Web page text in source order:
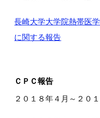
長崎大学大学院熱帯医
に関する報告
ＣＰＣ報告
２０１８年４月～２０